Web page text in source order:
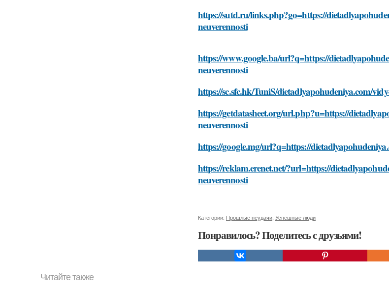
https://sutd.ru/links.php?go=https://
neuverennosti
https://www.google.ba/url?q=https://
neuverennosti
https://sc.sfc.hk/TuniS/dietadlyapohudeniya.com/
https://getdatasheet.org/url.php?u=https://
neuverennosti
https://google.mg/url?q=https://
https://reklam.erenet.net/?url=https://
neuverennosti
Категории: Прошлые неудачи Успешные люди
Понравилось? Поделитесь с друзьями!
Читайте также